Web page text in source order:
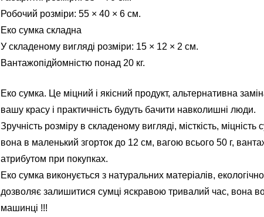
Робочий розміри: 55 × 40 × 6 см.
Еко сумка складна
У складеному вигляді розміри: 15 × 12 × 2 см.
Вантажопідйомністю понад 20 кг.
Еко сумка. Це міцний і якісний продукт, альтернативна
вашу красу і практичність будуть бачити навколишні люди.
Зручність розміру в складеному вигляді, місткість,
вона в маленький згорток до 12 см, вагою всього 50 г,
атрибутом при покупках.
Еко сумка виконується з натуральних матеріалів,
дозволяє залишитися сумці яскравою тривалий час, вона
машинці !!!